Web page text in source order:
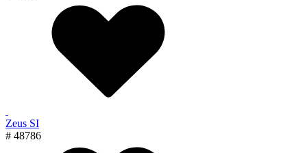
Zeus SI
# 48786